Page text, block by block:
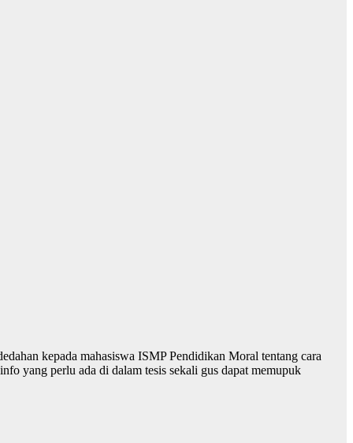
kepada mahasiswa ISMP Pendidikan Moral tentang cara
yang perlu ada di dalam tesis sekali gus dapat memupuk